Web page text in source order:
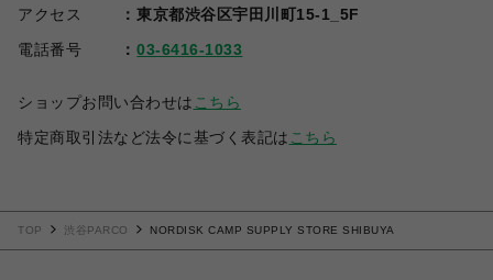
アクセス
東京都渋谷区宇田川町15-1_5F
電話番号
03-6416-1033
ショップお問い合わせは こちら
特定商取引法など法令に基づく表記は こちら
TOP 渋谷PARCO NORDISK CAMP SUPPLY STORE SHIBUYA